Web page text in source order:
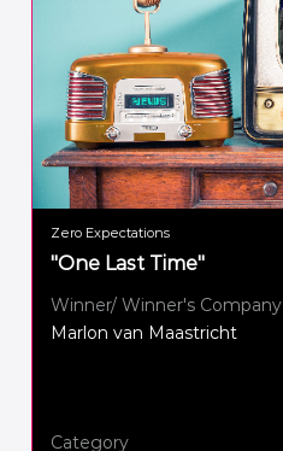
Zero Expectations
"One Last Time"
Winner/ Winner's Company
Marlon van Maastricht
Category